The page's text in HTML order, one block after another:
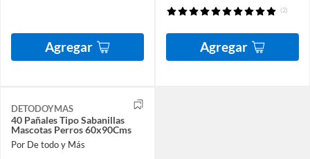
Agregar
(2)
Agregar
DETODOYMAS
40 Pañales Tipo Sabanillas
Mascotas Perros 60x90Cms
Por De todo y Más